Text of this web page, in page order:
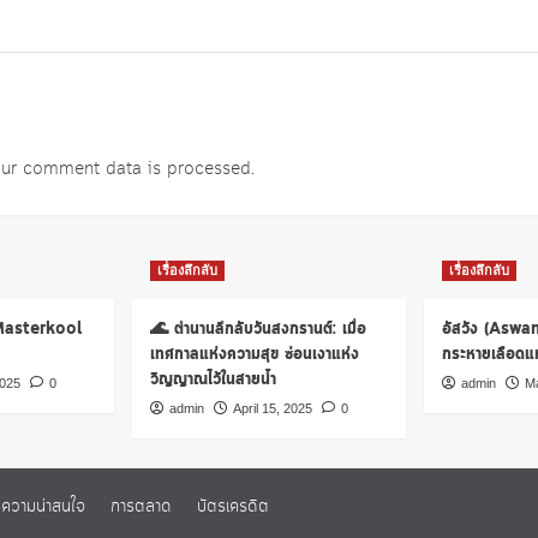
comment data is processed.
0
เรื่องลึกลับ
🌊 ตำนานลึกลับวันสงกรานต์: เมื่อ
เทศกาลแห่งความสุข ซ่อนเงาแห่ง
วิญญาณไว้ในสายน้ำ
admin April 15, 2025 0
เรื่องลึกลับ
อัสวัง
กระหายเลือด
admin
วามน่าสนใจ การตลาด บัตรเครดิต